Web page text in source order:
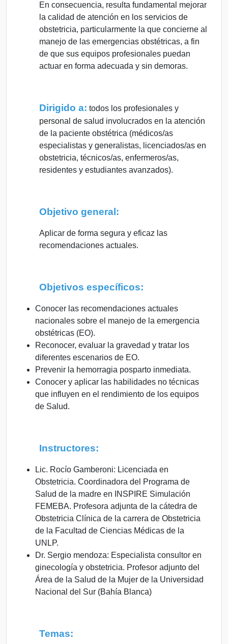
En consecuencia, resulta fundamental mejorar
la calidad de atención en los servicios de
obstetricia, particularmente la que concierne al
manejo de las emergencias obstétricas, a fin
de que sus equipos profesionales puedan
actuar en forma adecuada y sin demoras.
Dirigido a: todos los profesionales y
personal de salud involucrados en la atención
de la paciente obstétrica (médicos/as
especialistas y generalistas, licenciados/as en
obstetricia, técnicos/as, enfermeros/as,
residentes y estudiantes avanzados).
Objetivo general:
Aplicar de forma segura y eficaz las
recomendaciones actuales.
Objetivos específicos:
Conocer las recomendaciones actuales
nacionales sobre el manejo de la emergencia
obstétricas (EO).
Reconocer, evaluar la gravedad y tratar los
diferentes escenarios de EO.
Prevenir la hemorragia posparto inmediata.
Conocer y aplicar las habilidades no técnicas
que influyen en el rendimiento de los equipos
de Salud.
Instructores:
Lic. Rocío Gamberoni: Licenciada en
Obstetricia. Coordinadora del Programa de
Salud de la madre en INSPIRE Simulación
FEMEBA. Profesora adjunta de la cátedra de
Obstetricia Clínica de la carrera de Obstetricia
de la Facultad de Ciencias Médicas de la
UNLP.
Dr. Sergio mendoza: Especialista consultor en
ginecología y obstetricia. Profesor adjunto del
Área de la Salud de la Mujer de la Universidad
Nacional del Sur (Bahía Blanca)
Temas: